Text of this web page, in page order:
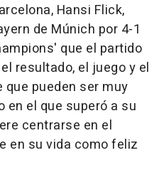
Hansi Flick,
de Múnich por 4-1
que el partido
resultado, el juego y el
pueden ser muy
en el que superó a su
centrarse en el
en su vida como feliz